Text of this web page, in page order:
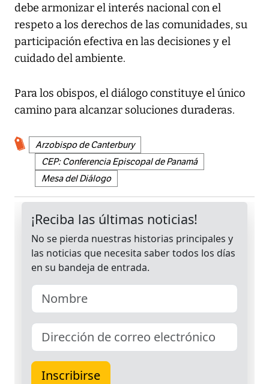
debe armonizar el interés nacional con el
respeto a los derechos de las comunidades, su
participación efectiva en las decisiones y el
cuidado del ambiente.
Para los obispos, el diálogo constituye el único
camino para alcanzar soluciones duraderas.
Arzobispo de Canterbury
CEP: Conferencia Episcopal de Panamá
Mesa del Diálogo